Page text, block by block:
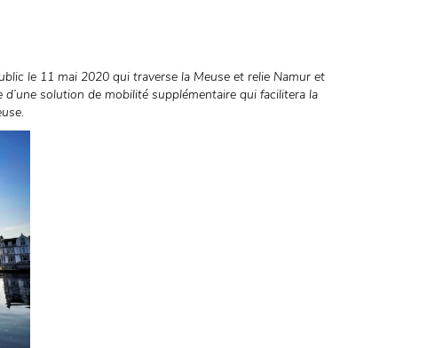
le 11 mai 2020 qui traverse la Meuse et relie Namur et
solution de mobilité supplémentaire qui facilitera la